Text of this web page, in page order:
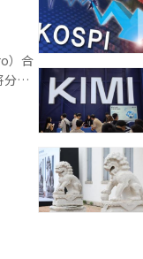
合作
本
在
）合
分别
运
冬
到非
创